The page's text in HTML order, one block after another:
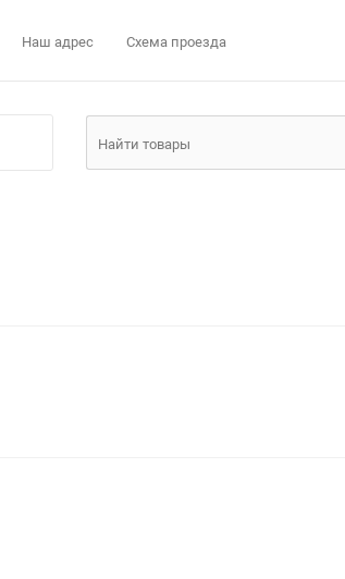
Наш адрес Схема проезда